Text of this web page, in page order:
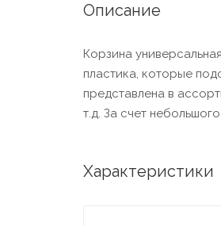
Описание
Корзина
пластика, которые
представлена в
т.д. За счет
Характеристики